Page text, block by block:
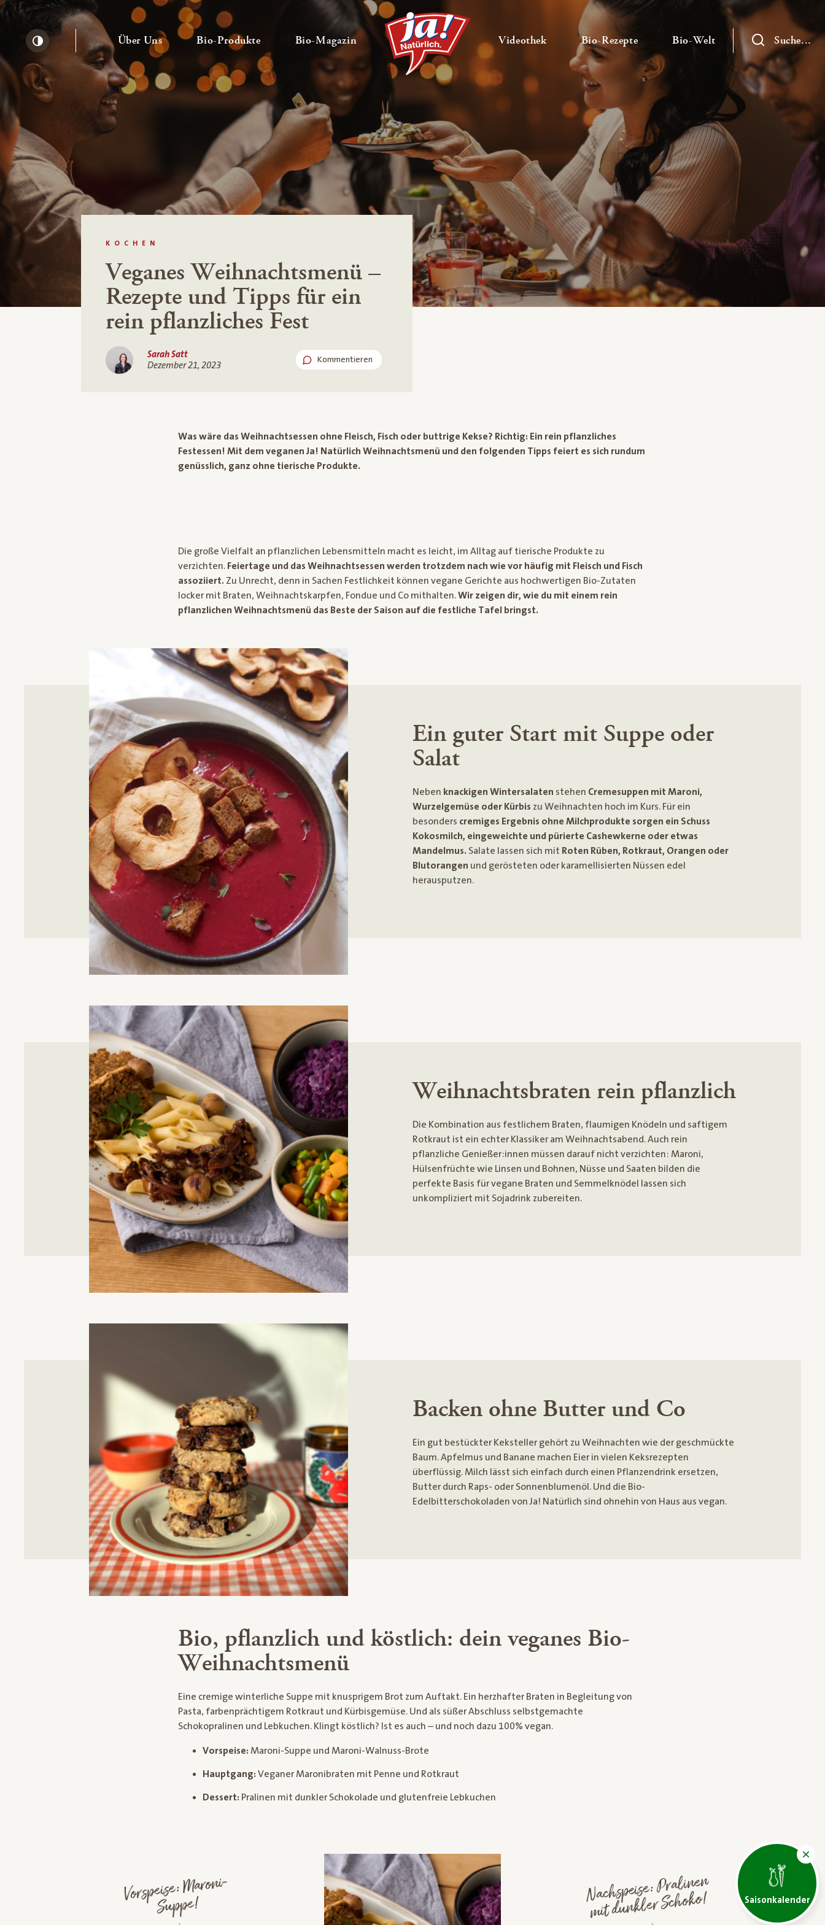
Kontrast erhöhen
Über Uns— Untermenü ausklappen
Bio-Produkte— Untermenü ausklappen
Bio-Magazin — Untermenü ausklappen Videothek— Untermenü ausklappen
Bio-Rezepte— Untermenü ausklappen
Bio-Welt — UntermenüSuche...
Saisonkalender
KOCHEN
Veganes Weihnachtsmenü –
Rezepte und Tipps für ein
rein pflanzliches Fest
Sarah Satt
Dezember 21, 2023
Kommentieren
Was wäre das Weihnachtsessen ohne Fleisch, Fisch oder buttrige Kekse? Richtig: Ein rein pflanzliches
Festessen! Mit dem veganen Ja! Natürlich Weihnachtsmenü und den folgenden Tipps feiert es sich rundum
genüsslich, ganz ohne tierische Produkte.
Die große Vielfalt an pflanzlichen Lebensmitteln macht es leicht, im Alltag auf tierische Produkte zu
verzichten. Feiertage und das Weihnachtsessen werden trotzdem nach wie vor häufig mit Fleisch und Fisch
assoziiert. Zu Unrecht, denn in Sachen Festlichkeit können vegane Gerichte aus hochwertigen Bio-Zutaten
locker mit Braten, Weihnachtskarpfen, Fondue und Co mithalten.Wir zeigen dir, wie du mit einem rein
pflanzlichen Weihnachtsmenü das Beste der Saison auf die festliche Tafel bringst.
Ein guter Start mit Suppe oder
Salat
Neben knackigen Wintersalaten stehen Cremesuppen mit Maroni,
Wurzelgemüse oder Kürbis zu Weihnachten hoch im Kurs. Für ein
besonders cremiges Ergebnis ohne Milchprodukte sorgen ein Schuss
Kokosmilch, eingeweichte und pürierte Cashewkerne oder etwas
Mandelmus. Salate lassen sich mit Roten Rüben, Rotkraut, Orangen oder
Blutorangen und gerösteten oder karamellisierten Nüssen edel
herausputzen.
Weihnachtsbraten rein pflanzlich
Die Kombination aus festlichem Braten, flaumigen Knödeln und saftigem
Rotkraut ist ein echter Klassiker am Weihnachtsabend. Auch rein
pflanzliche Genießer:innen müssen darauf nicht verzichten: Maroni,
Hülsenfrüchte wie Linsen und Bohnen, Nüsse und Saaten bilden die
perfekte Basis für vegane Braten und Semmelknödel lassen sich
unkompliziert mit Sojadrink zubereiten.
Backen ohne Butter und Co
Ein gut bestückter Keksteller gehört zu Weihnachten wie der geschmückte
Baum. Apfelmus und Banane machen Eier in vielen Keksrezepten
überflüssig. Milch lässt sich einfach durch einen Pflanzendrink ersetzen,
Butter durch Raps- oder Sonnenblumenöl. Und die Bio-
Edelbitterschokoladen von Ja! Natürlich sind ohnehin von Haus aus vegan.
Bio, pflanzlich und köstlich: dein veganes Bio-
Weihnachtsmenü
Eine cremige winterliche Suppe mit knusprigem Brot zum Auftakt. Ein herzhafter Braten in Begleitung von
Pasta, farbenprächtigem Rotkraut und Kürbisgemüse. Und als süßer Abschluss selbstgemachte
Schokopralinen und Lebkuchen. Klingt köstlich? Ist es auch – und noch dazu 100% vegan.
Vorspeise: Maroni-Suppe und Maroni-Walnuss-Brote
Hauptgang: Veganer Maronibraten mit Penne und Rotkraut
Dessert: Pralinen mit dunkler Schokolade und glutenfreie Lebkuchen
Vorspeise:
Maroni-
Suppe! Nachspeise: Pralinen
mit dunkler Schoko!